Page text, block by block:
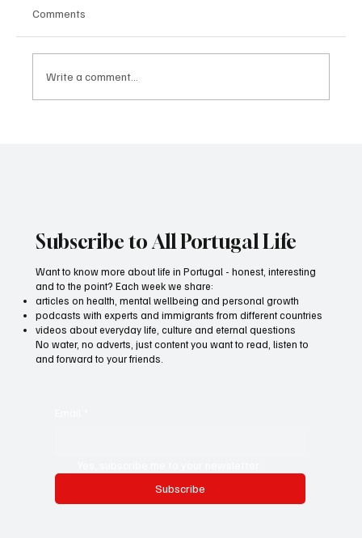
Comments
Write a comment...
Subscribe to All Portugal Life
Subscribe
Want to know more about life in Portugal - honest, interesting
and to the point? Each week we share:
articles on health, mental wellbeing and personal growth
podcasts with experts and immigrants from different countries
videos about everyday life, culture and eternal questions
No water, no adverts, just content you want to read, listen to
and forward to your friends.